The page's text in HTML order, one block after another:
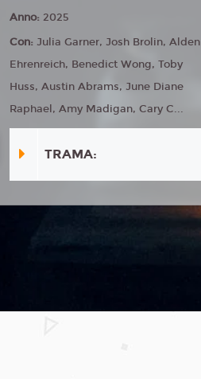
Anno:2025
Con: Julia Garner, Josh Brolin, Alden
Ehrenreich, Benedict Wong, Toby
Huss, Austin Abrams, June Diane
Raphael, Amy Madigan, Cary C...
TRAMA: